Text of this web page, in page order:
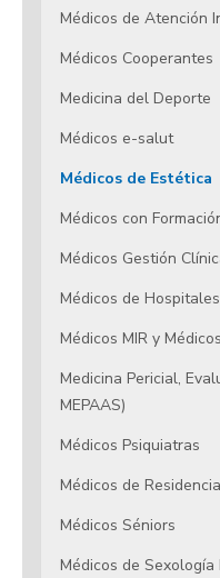
Médicos de Atención
Médicos Cooperantes
Medicina del Deporte
Médicos e-salut
Médicos de Estética
Médicos con
Médicos Gestión
Médicos de Hospitales
Médicos MIR y
Medicina Pericial,
MEPAAS)
Médicos Psiquiatras
Médicos de
Médicos Séniors
Médicos de Sexología